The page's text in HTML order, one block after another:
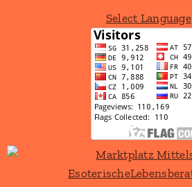
Select Language